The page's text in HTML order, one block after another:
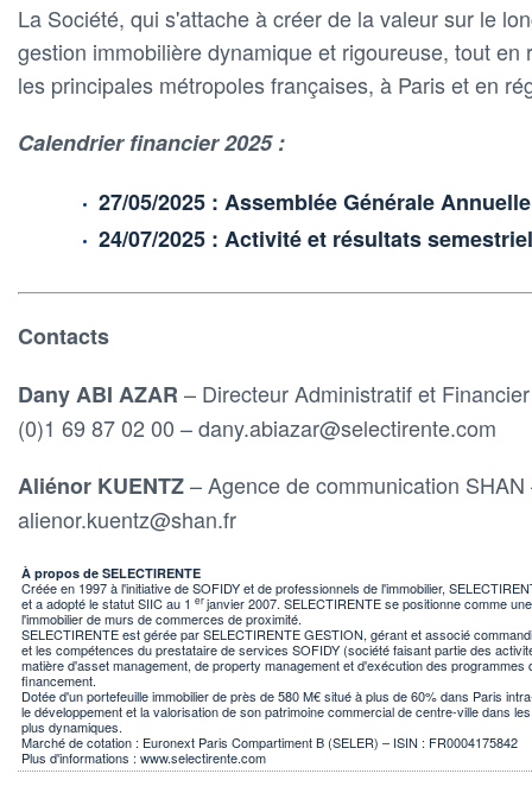
La Société, qui s'attache à créer de la valeur sur le
gestion immobilière dynamique et rigoureuse, tout
les principales métropoles françaises, à Paris et en
Calendrier financier 2025 :
27/05/2025 : Assemblée Générale Annuelle
24/07/2025 : Activité et résultats
Contacts
Dany ABI AZAR – Directeur Administratif et
(0)1 69 87 02 00 – dany.abiazar@selectirente.com
Aliénor KUENTZ– Agence de communication
alienor.kuentz@shan.fr
À propos de SELECTIRENTE
Créée en 1997 à l'initiative de SOFIDY et de professionnels de l'immobilier,
et a adopté le statut SIIC au 1 erjanvier 2007. SELECTIRENTE se positionne comme
l'immobilier de murs de commerces de proximité.
SELECTIRENTE est gérée par SELECTIRENTE GESTION, gérant et associé
et les compétences du prestataire de services SOFIDY (société faisant partie des
matière d'asset management, de property management et d'exécution des
financement.
Dotée d'un portefeuille immobilier de près de 580 M€ situé à plus de 60% dans Paris
le développement et la valorisation de son patrimoine commercial de centre-ville dans
plus dynamiques.
Marché de cotation : Euronext Paris Compartiment B (SELER) – ISIN : FR0004175842
Plus d'informations : www.selectirente.com